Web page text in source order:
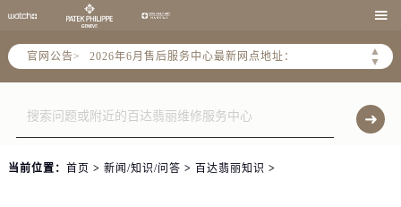

官网公告>
▲
▼
2026年6月北京市售后服务网络优化升级公告
2026年6月北京市官方售后客户服务热线：
2026年6月售后服务中心最新网点地址：
北京市东城区东长安街1号东方广场写字楼W3座6层602室（需提前预约）
北京市朝阳区建国门外大街甲6号华熙国际中心写字楼D座11层1102室（需提前预约）
北京市朝阳区建国门外大街甲6号华熙国际中心D座11层1102室售后服务中心（需提前预约）
当前位置： 首页 > 新闻/知识/问答 > 百达翡丽知识 >